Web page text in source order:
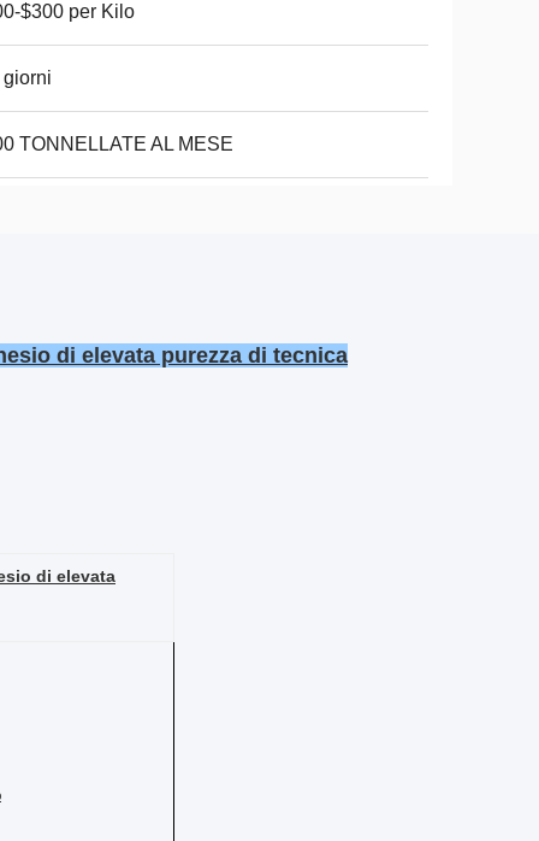
$300 per Kilo
giorni
TONNELLATE AL MESE
di elevata purezza di tecnica
di elevata